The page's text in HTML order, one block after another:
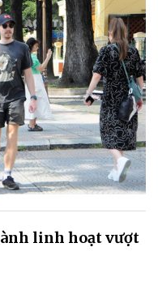
linh hoạt vượt